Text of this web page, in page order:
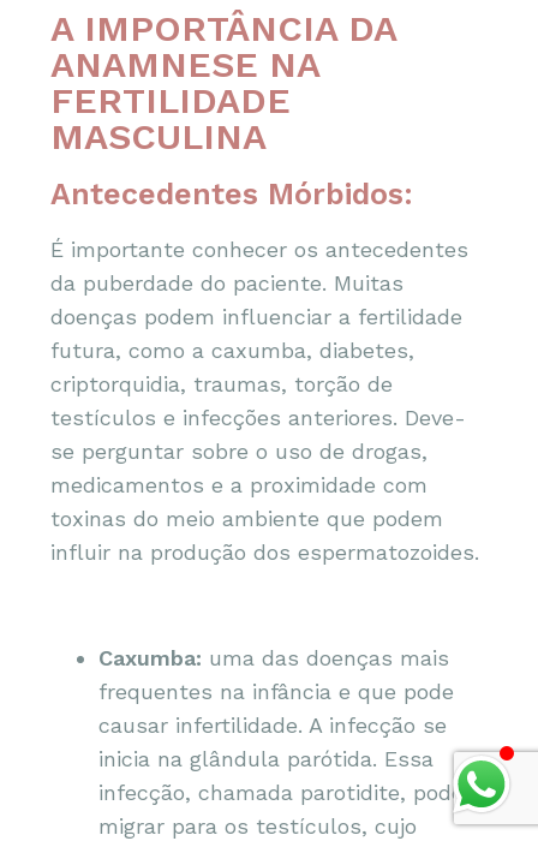
A IMPORTÂNCIA DA
ANAMNESE NA
FERTILIDADE
MASCULINA
Antecedentes Mórbidos:
É importante conhecer os antecedentes
da puberdade do paciente. Muitas
doenças podem influenciar a fertilidade
futura, como a caxumba, diabetes,
criptorquidia, traumas, torção de
testículos e infecções anteriores. Deve-
se perguntar sobre o uso de drogas,
medicamentos e a proximidade com
toxinas do meio ambiente que podem
influir na produção dos espermatozoides.
Caxumba: uma das doenças mais
frequentes na infância e que pode
causar infertilidade. A infecção se
inicia na glândula parótida. Essa
infecção, chamada parotidite, pode
migrar para os testículos, cujo